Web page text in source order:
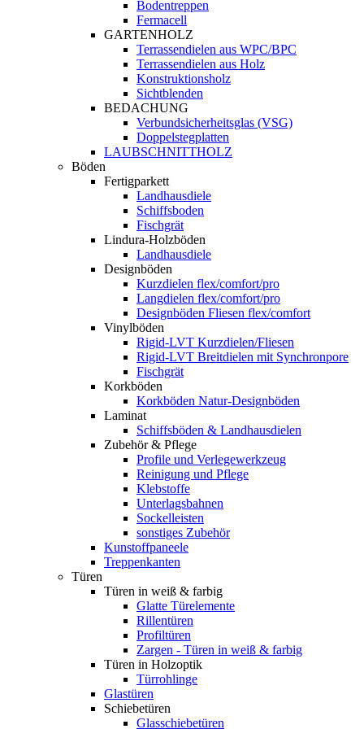
Bodentreppen
Fermacell
GARTENHOLZ
Terrassendielen aus WPC/BPC
Terrassendielen aus Holz
Konstruktionsholz
Sichtblenden
BEDACHUNG
Verbundsicherheitsglas (VSG)
Doppelstegplatten
LAUBSCHNITTHOLZ
Böden
Fertigparkett
Landhausdiele
Schiffsboden
Fischgrät
Lindura-Holzböden
Landhausdiele
Designböden
Kurzdielen flex/comfort/pro
Langdielen flex/comfort/pro
Designböden Fliesen flex/comfort
Vinylböden
Rigid-LVT Kurzdielen/Fliesen
Rigid-LVT Breitdielen mit Synchronpore
Fischgrät
Korkböden
Korkböden Natur-Designböden
Laminat
Schiffsböden & Landhausdielen
Zubehör & Pflege
Profile und Verlegewerkzeug
Reinigung und Pflege
Klebstoffe
Unterlagsbahnen
Sockelleisten
sonstiges Zubehör
Kunstoffpaneele
Treppenkanten
Türen
Türen in weiß & farbig
Glatte Türelemente
Rillentüren
Profiltüren
Zargen - Türen in weiß & farbig
Türen in Holzoptik
Türrohlinge
Glastüren
Schiebetüren
Glasschiebetüren